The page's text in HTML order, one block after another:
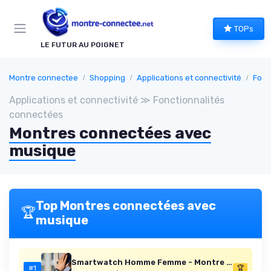
LE FUTUR AU POIGNET
TOPs
Montre connectee Shopping Applications et connectivité
Applications et connectivité ≫ Fonctionnalités
connectées
Montres connectées avec
musique
🏆Top Montres connectées avec
musique
#1
Smartwatch Homme Femme - Montre Connectée Unisexe Bracelet Silicone - Étanche IP65 - Commande Vocale IA, Musique, Podomètre, Calories, Suivi du Sommeil Naya Lite - Smartime 2nd Gen (Blanc)
🏆
Panneau de gestion des cookies